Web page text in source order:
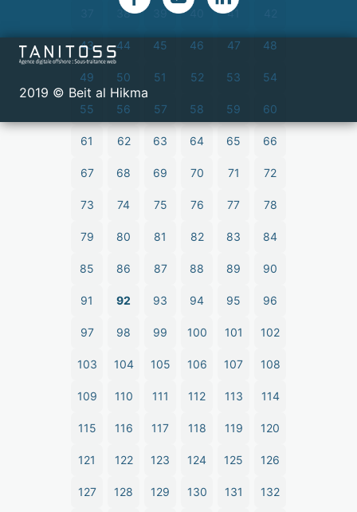
38 39 40 41
43 44 45 46 47 48
49 50 51 52 53 54
55 56 57 58 59 60
61 62 63 64 65 66
67 68 69 70 71 72
73 74 75 76 77 78
79 80 81 82 83 84
85 86 87 88 89 90
91 92 93 94 95 96
97 98 99 100 101 102
103 104 105 106 107 108
109 110 111 112 113 114
115 116 117 118 119 120
121 122 123 124 125 126
127 128 129 130 131 132
2019 © Beit al Hikma